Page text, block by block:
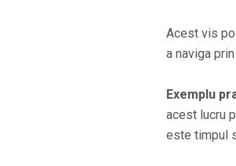
Acest vis
a naviga
Exemplu
acest lucru
este timpul